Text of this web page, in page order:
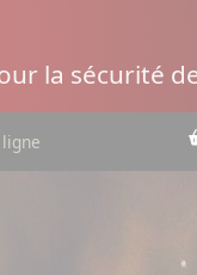
la sécurité